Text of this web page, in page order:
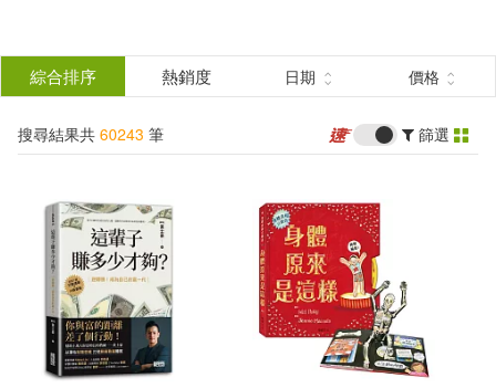
結
分類 (單選)
所有商品(60243)
圖書(57136) 影音(2962)
雜誌(16) 家居生活(3)
家電(1) 設計文具(2)
作者 (可複選)
綜合排序 熱銷度 日期 價格
搜尋結果共 60243 筆 篩選